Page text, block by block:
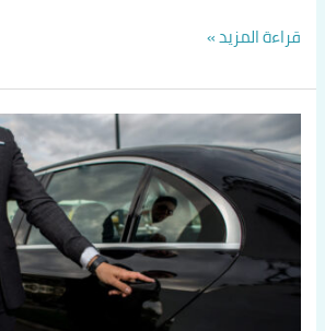
قراءة المزيد »
أفخم
تكاسي
في
الأحمدي
بنا